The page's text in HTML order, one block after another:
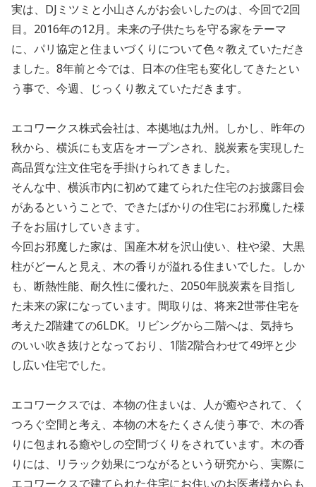
実は、DJミツミと小山さんがお会いしたのは、今回で2回
目。2016年の12月。未来の子供たちを守る家をテーマ
に、パリ協定と住まいづくりについて色々教えていただき
ました。8年前と今では、日本の住宅も変化してきたとい
う事で、今週、じっくり教えていただきます。
エコワークス株式会社は、本拠地は九州。しかし、昨年の
秋から、横浜にも支店をオープンされ、脱炭素を実現した
高品質な注文住宅を手掛けられてきました。
そんな中、横浜市内に初めて建てられた住宅のお披露目会
があるということで、できたばかりの住宅にお邪魔した様
子をお届けしていきます。
今回お邪魔した家は、国産木材を沢山使い、 柱や梁、大黒
柱がどーんと見え、木の香りが溢れる住まいでした。しか
も、断熱性能、耐久性に優れた、2050年脱炭素を目指し
た未来の家になっています。間取りは、将来2世帯住宅を
考えた2階建ての6LDK。リビングから二階へは、気持ち
のいい吹き抜けとなっており、1階2階合わせて49坪と少
し広い住宅でした。
エコワークスでは、本物の住まいは、人が癒やされて、く
つろぐ空間と考え、本物の木をたくさん使う事で、木の香
りに包まれる癒やしの空間づくりをされています。木の香
りには、リラック効果につながるという研究から、実際に
エコワークスで建てられた住宅にお住いのお医者様からも